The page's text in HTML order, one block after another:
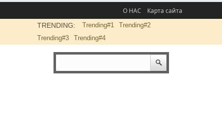
О НАС Карта сайта
TRENDING: Trending#1
Trending#2
Trending#3
Trending#4